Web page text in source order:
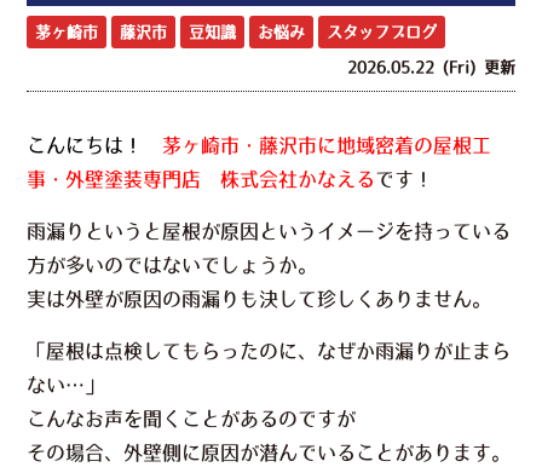
茅ヶ崎市 藤沢市 豆知識 お悩み スタッフブログ
2026.05.22 (Fri) 更新
こんにちは！
茅ヶ崎市・藤沢市に地域密着の屋根工
事・外壁塗装専門店株式会社かなえるです！
雨漏りというと屋根が原因というイメージを持っている
方が多いのではないでしょうか。
実は外壁が原因の雨漏りも決して珍しくありません。
「屋根は点検してもらったのに、なぜか雨漏りが止まら
ない…」
こんなお声を聞くことがあるのですが
その場合、外壁側に原因が潜んでいることがあります。